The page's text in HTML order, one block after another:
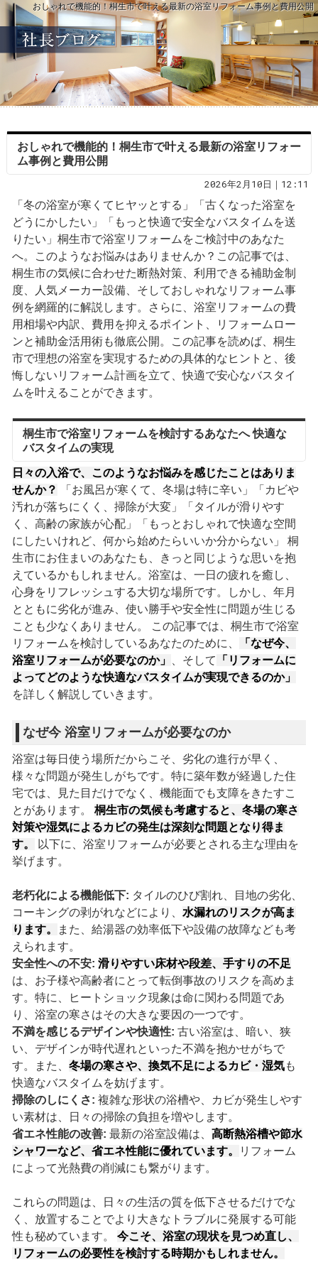
おしゃれで機能的！桐生市で叶える最新の浴室リフォーム事例と費用公開
おしゃれで機能的！桐生市で叶える最新の浴室リフォー
ム事例と費用公開
2026年2月10日｜12:11
「冬の浴室が寒くてヒヤッとする」「古くなった浴室を
どうにかしたい」「もっと快適で安全なバスタイムを送
りたい」桐生市で浴室リフォームをご検討中のあなた
へ。このようなお悩みはありませんか？この記事では、
桐生市の気候に合わせた断熱対策、利用できる補助金制
度、人気メーカー設備、そしておしゃれなリフォーム事
例を網羅的に解説します。さらに、浴室リフォームの費
用相場や内訳、費用を抑えるポイント、リフォームロー
ンと補助金活用術も徹底公開。この記事を読めば、桐生
市で理想の浴室を実現するための具体的なヒントと、後
悔しないリフォーム計画を立て、快適で安心なバスタイ
ムを叶えることができます。
桐生市で浴室リフォームを検討するあなたへ 快適な
バスタイムの実現
日々の入浴で、このようなお悩みを感じたことはありま
せんか？
「お風呂が寒くて、冬場は特に辛い」「カビや
汚れが落ちにくく、掃除が大変」「タイルが滑りやす
く、高齢の家族が心配」「もっとおしゃれで快適な空間
にしたいけれど、何から始めたらいいか分からない」 桐
生市にお住まいのあなたも、きっと同じような思いを抱
えているかもしれません。浴室は、一日の疲れを癒し、
心身をリフレッシュする大切な場所です。しかし、年月
とともに劣化が進み、使い勝手や安全性に問題が生じる
ことも少なくありません。 この記事では、桐生市で浴室
リフォームを検討しているあなたのために、
「なぜ今、
浴室リフォームが必要なのか」
、そして
「リフォームに
よってどのような快適なバスタイムが実現できるのか」
を詳しく解説していきます。
なぜ今 浴室リフォームが必要なのか
浴室は毎日使う場所だからこそ、劣化の進行が早く、
様々な問題が発生しがちです。特に築年数が経過した住
宅では、見た目だけでなく、機能面でも支障をきたすこ
とがあります。 桐生市の気候も考慮すると、冬場の寒さ
対策や湿気によるカビの発生は深刻な問題となり得ま
す。
以下に、浴室リフォームが必要とされる主な理由を
挙げます。
老朽化による機能低下: タイルのひび割れ、目地の劣化、
コーキングの剥がれなどにより、 水漏れのリスクが高ま
ります。
また、給湯器の効率低下や設備の故障なども考
えられます。
安全性への不安: 滑りやすい床材や段差、手すりの不足
は、お子様や高齢者にとって転倒事故のリスクを高めま
す。特に、ヒートショック現象は命に関わる問題であ
り、浴室の寒さはその大きな要因の一つです。
不満を感じるデザインや快適性: 古い浴室は、暗い、狭
い、デザインが時代遅れといった不満を抱かせがちで
す。また、 冬場の寒さや、換気不足によるカビ・湿気も
快適なバスタイムを妨げます。
掃除のしにくさ: 複雑な形状の浴槽や、カビが発生しやす
い素材は、日々の掃除の負担を増やします。
省エネ性能の改善: 最新の浴室設備は、 高断熱浴槽や節水
シャワーなど、省エネ性能に優れています。
リフォーム
によって光熱費の削減にも繋がります。
これらの問題は、日々の生活の質を低下させるだけでな
く、放置することでより大きなトラブルに発展する可能
性も秘めています。 今こそ、浴室の現状を見つめ直し、
リフォームの必要性を検討する時期かもしれません。